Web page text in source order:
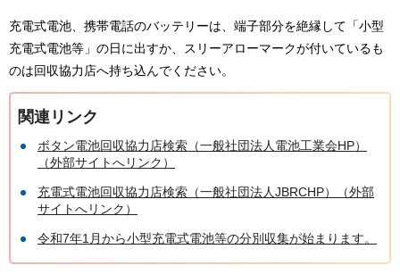
充電式電池、携帯電話のバッテリーは、端子部分を絶縁して「小型
充電式電池等」の日に出すか、スリーアローマークが付いているも
のは回収協力店へ持ち込んでください。
関連リンク
ボタン電池回収協力店検索（一般社団法人電池工業会HP）
（外部サイトへリンク）
充電式電池回収協力店検索（一般社団法人JBRCHP）（外部
サイトへリンク）
令和7年1月から小型充電式電池等の分別収集が始まります。